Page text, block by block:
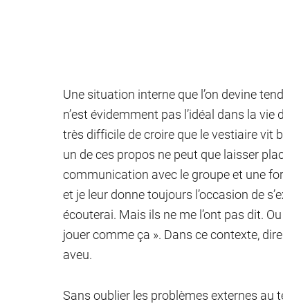
Une situation interne que l’on devine
n’est évidemment pas l’idéal dans la
très difficile de croire que le vestiaire vit
un de ces propos ne peut que laisser
communication avec le groupe et une
et je leur donne toujours l’occasion de
écouterai. Mais ils ne me l’ont pas dit.
jouer comme ça ». Dans ce contexte,
aveu.
Sans oublier les problèmes externes au